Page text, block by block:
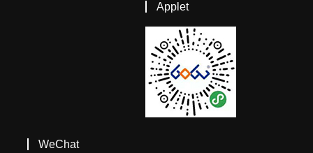
Applet
WeChat